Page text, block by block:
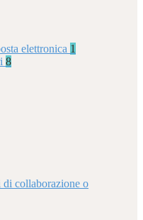
elettronica 1
8
collaborazione o